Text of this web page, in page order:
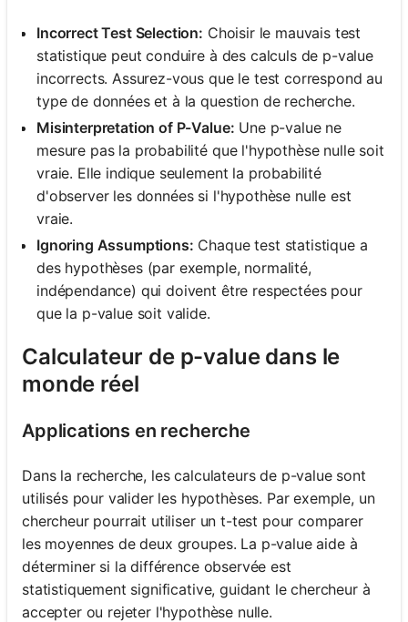
Incorrect Test Selection: Choisir le mauvais test
statistique peut conduire à des calculs de p-value
incorrects. Assurez-vous que le test correspond au
type de données et à la question de recherche.
Misinterpretation of P-Value: Une p-value ne
mesure pas la probabilité que l'hypothèse nulle soit
vraie. Elle indique seulement la probabilité
d'observer les données si l'hypothèse nulle est
vraie.
Ignoring Assumptions: Chaque test statistique a
des hypothèses (par exemple, normalité,
indépendance) qui doivent être respectées pour
que la p-value soit valide.
Calculateur de p-value dans le
monde réel
Applications en recherche
Dans la recherche, les calculateurs de p-value sont
utilisés pour valider les hypothèses. Par exemple, un
chercheur pourrait utiliser un t-test pour comparer
les moyennes de deux groupes. La p-value aide à
déterminer si la différence observée est
statistiquement significative, guidant le chercheur à
accepter ou rejeter l'hypothèse nulle.